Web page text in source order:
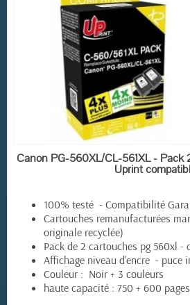
EN STOCK
Canon PG-560XL/CL-561XL - Pack
Uprint
100% testé - Compatibilité
Cartouches remanufacturées
originale recyclée)
Pack de 2 cartouches pg 560xl -
Affichage niveau d'encre - puce
Couleur : Noir + 3 couleurs
haute capacité : 750 + 600 pages